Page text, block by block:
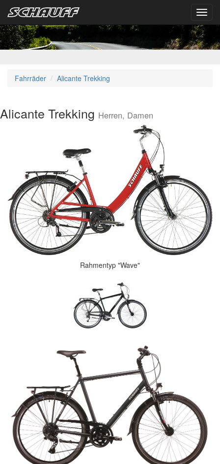
Fahrräder Alicante Trekking
Alicante Trekking Herren, Damen
Rahmentyp "Wave"